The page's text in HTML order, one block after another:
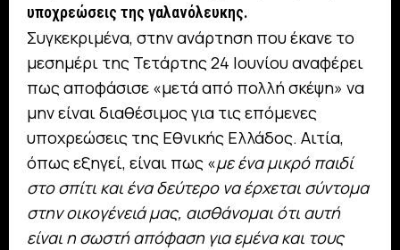
υποχρεώσεις της γαλανόλευκης.
Συγκεκριμένα, στην ανάρτηση που έκανε το
μεσημέρι της Τετάρτης 24 Ιουνίου αναφέρει
πως αποφάσισε «μετά από πολλή σκέψη» να
μην είναι διαθέσιμος για τις επόμενες
υποχρεώσεις της Εθνικής Ελλάδος. Αιτία,
όπως εξηγεί, είναι πως «με ένα μικρό παιδί
στο σπίτι και ένα δεύτερο να έρχεται σύντομα
στην οικογένειά μας, αισθάνομαι ότι αυτή
είναι η σωστή απόφαση για εμένα και τους